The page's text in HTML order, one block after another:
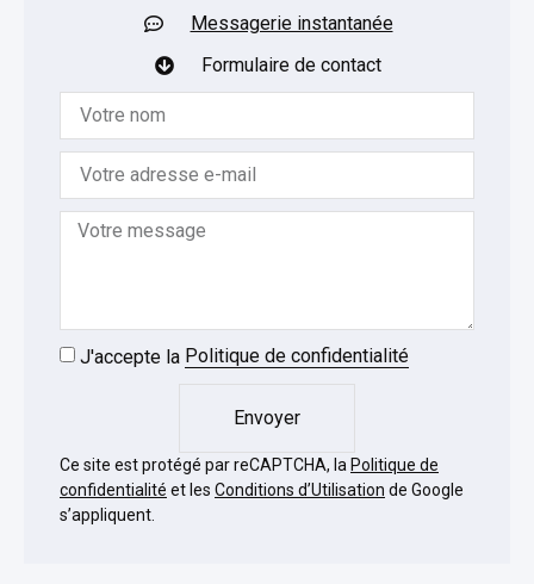
Messagerie instantanée
Formulaire de contact
J'accepte la Politique de confidentialité
Envoyer
Ce site est protégé par reCAPTCHA, la Politique de
confidentialité et les Conditions d’Utilisation de Google
s’appliquent.